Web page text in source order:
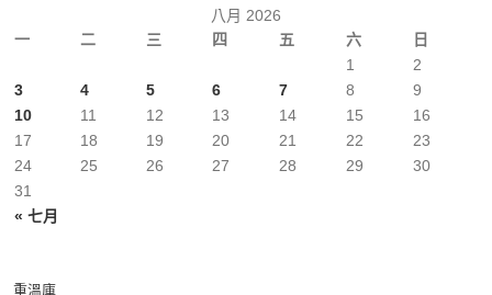
八月 2026
一
二 三 四 五 六 日
« 七月
1
2
3
4 5 6 7 8
9
10
11 12 13 14 15
16
17
18 19 20 21 22
23
24
25 26 27 28 29
30
31
重溫庫